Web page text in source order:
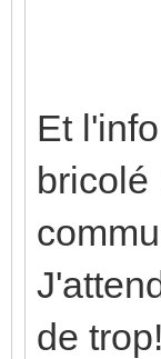
Et
bricolé
de trop!